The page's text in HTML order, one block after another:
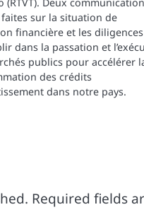
sur la situation de
financière et les
dans la passation et
publics pour accélérer
des crédits
dans notre pays.
Required fields